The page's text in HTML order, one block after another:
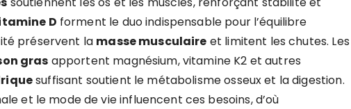
D forment le duo indispensable pour l’équilibre
préservent la masse musculaire et limitent les chutes. Les
gras apportent magnésium, vitamine K2 et autres
suffisant soutient le métabolisme osseux et la digestion.
et le mode de vie influencent ces besoins, d’où